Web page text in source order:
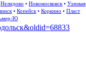
Нелидово • Новомосковск • Узловая
• Копейск • Коркино • Пласт
Ю